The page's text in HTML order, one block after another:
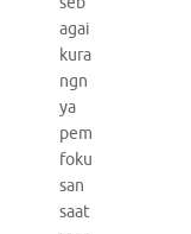
agai
kura
ngn
ya
pem
foku
san
saat